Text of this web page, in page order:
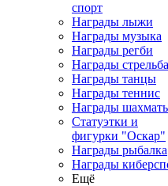
спорт
Награды лыжи
Награды музыка
Награды регби
Награды стрельба
Награды танцы
Награды теннис
Награды
Статуэтки и
фигурки "Оскар"
Награды рыбалка
Награды
Ещё